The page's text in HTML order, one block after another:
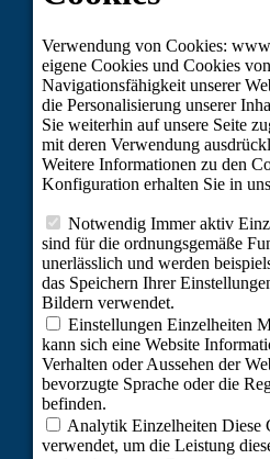
ARBEITE
CLUB